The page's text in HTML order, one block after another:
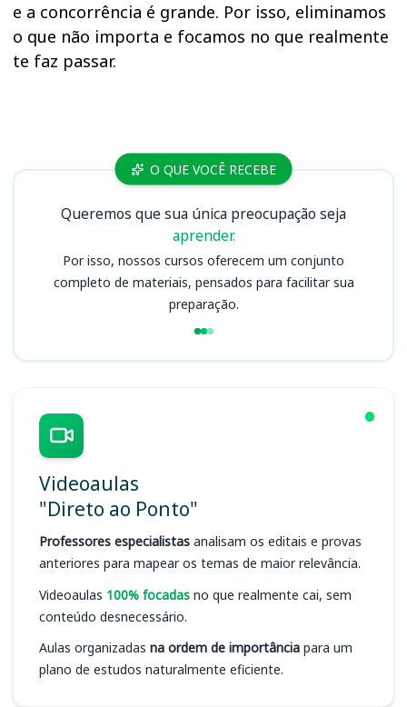
e a concorrência é grande. Por isso, eliminamos
o que não importa e focamos no que realmente
te faz passar.
Cursos CRC ROO QUE VOCÊ RECEBE
Queremos que sua única preocupação seja
aprender.
Por isso, nossos cursos oferecem um conjunto
completo de materiais, pensados para facilitar sua
preparação.
Videoaulas
"Direto ao Ponto"
Professores especialistas analisam os editais e provas
anteriores para mapear os temas de maior relevância.
Videoaulas 100% focadas no que realmente cai, sem
conteúdo desnecessário.
Aulas organizadas na ordem de importância para um
plano de estudos naturalmente eficiente.